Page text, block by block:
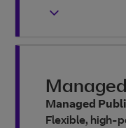
Managed
Flexible, high-